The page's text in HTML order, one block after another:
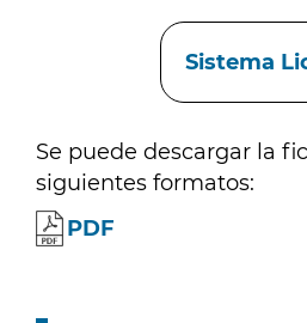
Sistema
Se puede descargar la
siguientes formatos:
PDF